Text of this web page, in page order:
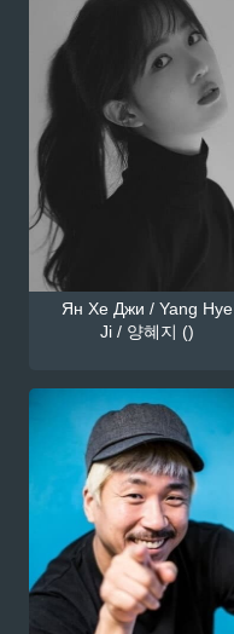
Ян Хе Джи / Yang Hye
Ji / 양혜지 ()